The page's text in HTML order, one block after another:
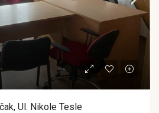
Ul. Nikole Tesle